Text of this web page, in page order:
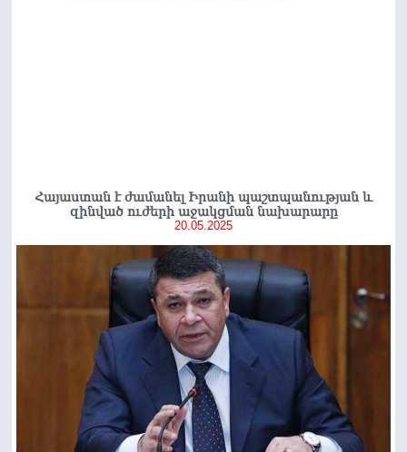
Հայաստան է ժամանել Իրանի պաշտպանության և
զինված ուժերի աջակցման նախարարը
20.05.2025